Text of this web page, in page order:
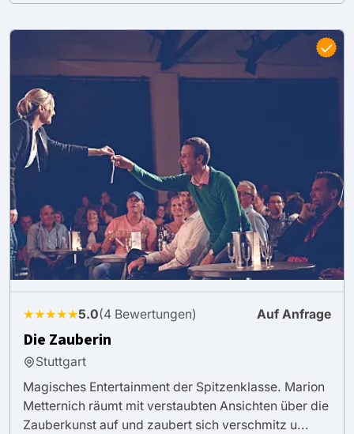
★★★★★5.0(4 Bewertungen) Auf Anfrage
Die Zauberin
Stuttgart
Magisches Entertainment der Spitzenklasse. Marion
Metternich räumt mit verstaubten Ansichten über die
Zauberkunst auf und zaubert sich verschmitz u...